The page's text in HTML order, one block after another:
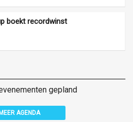
boekt recordwinst
gepland
AGENDA